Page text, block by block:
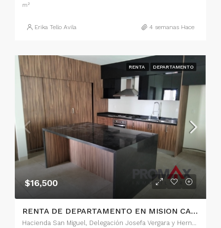
m²
Erika Tello Avila 4 semanas Hace
RENTA DEPARTAMENTO
$16,500
RENTA DE DEPARTAMENTO EN MISION CAMPESTRE, LA JOYA, QUERETARO
Hacienda San Miguel, Delegación Josefa Vergara y Hernández, Municipio de Querétaro, Querétaro, 76185, México